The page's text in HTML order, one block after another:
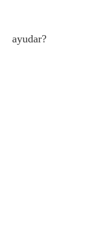
ayudar?